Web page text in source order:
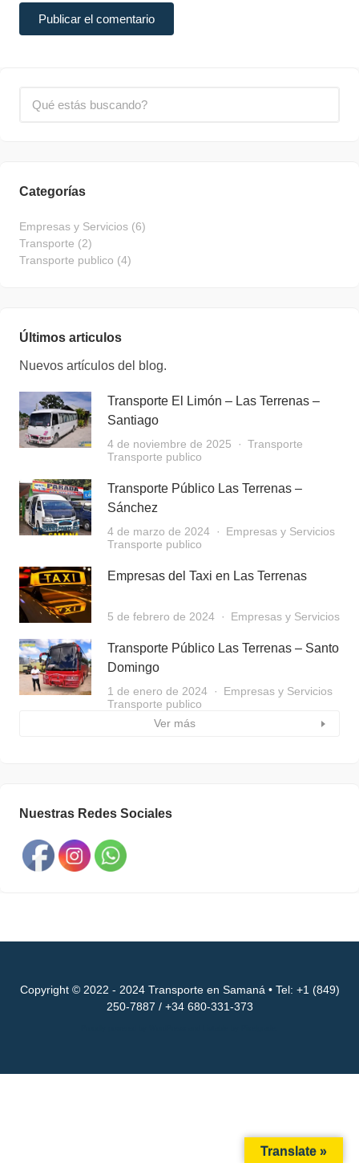
Categorías
Empresas y Servicios (6)
Transporte (2)
Transporte publico (4)
Últimos articulos
Nuevos artículos del blog.
Transporte El Limón – Las Terrenas –
Santiago
4 de noviembre de 2025
Transporte
Transporte publico
Transporte Público Las Terrenas –
Sánchez
4 de marzo de 2024
Empresas y Servicios
Transporte publico
Empresas del Taxi en Las Terrenas
5 de febrero de 2024 Empresas y Servicios
Transporte Público Las Terrenas – Santo
Domingo
1 de enero de 2024
Empresas y Servicios
Transporte publico
Ver más
Nuestras Redes Sociales
Copyright © 2022 - 2024 Transporte en Samaná • Tel: +1 (849)
250-7887 / +34 680-331-373
Translate »